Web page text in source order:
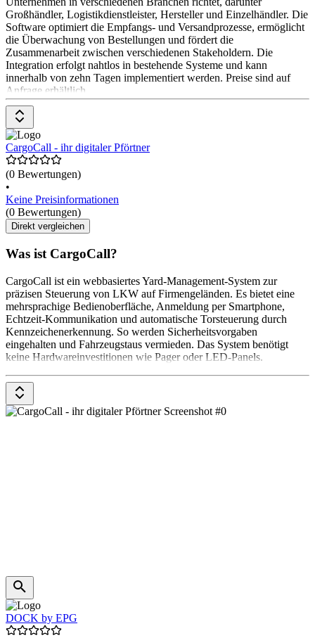
Großhändler, Logistikdienstleister, Hersteller und Einzelhändler. Die
Software optimiert die Empfangs- und Versandprozesse, ermöglicht
die Überwachung von Bestellungen und fördert die
Zusammenarbeit zwischen verschiedenen Stakeholdern. Die
Integration erfolgt nahtlos in bestehende Systeme und kann
innerhalb von zehn Tagen implementiert werden. Preise sind auf
Anfrage erhältlich.
CargoCall - ihr digitaler Pförtner
(0 Bewertungen)
•
Keine Preisinformationen
(0 Bewertungen)
Direkt vergleichen
Was ist CargoCall?
CargoCall ist ein webbasiertes Yard-Management-System zur
präzisen Steuerung von LKW auf Firmengeländen. Es bietet eine
mehrsprachige Bedienoberfläche, Anmeldung per Smartphone,
Echtzeit-Kommunikation und automatische Torsteuerung durch
Kennzeichenerkennung. So werden Sicherheitsvorgaben
eingehalten und Fahrzeugstaus vermieden. Das System benötigt
keine Hardwareinvestitionen wie Pager oder LED-Panels.
DOCK by EPG